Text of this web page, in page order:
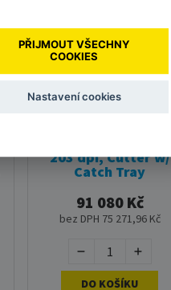
203 dpi, Cutter w/
Catch Tray
91 080 Kč
bez DPH 75 271,96 Kč
DO KOŠÍKU
PŘIJMOUT VŠECHNY
COOKIES
Nastavení cookies